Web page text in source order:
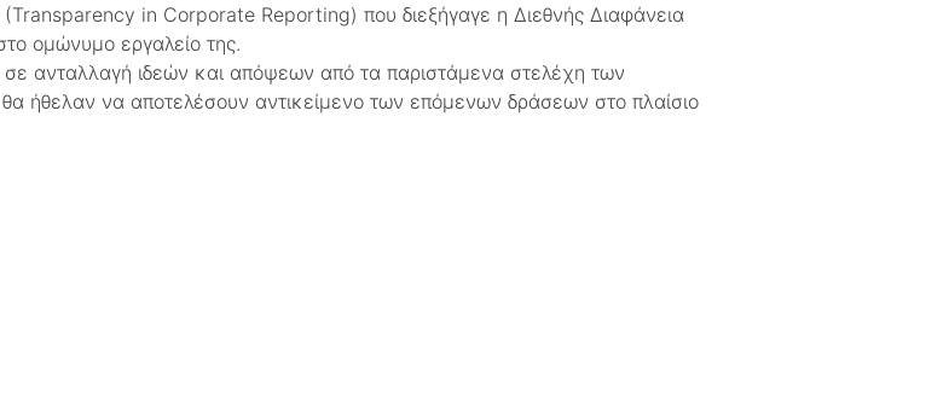
in Corporate Reporting) που διεξήγαγε η Διεθνής Διαφάνεια
ομώνυμο εργαλείο της.
ανταλλαγή ιδεών και απόψεων από τα παριστάμενα στελέχη των
ήθελαν να αποτελέσουν αντικείμενο των επόμενων δράσεων στο πλαίσιο